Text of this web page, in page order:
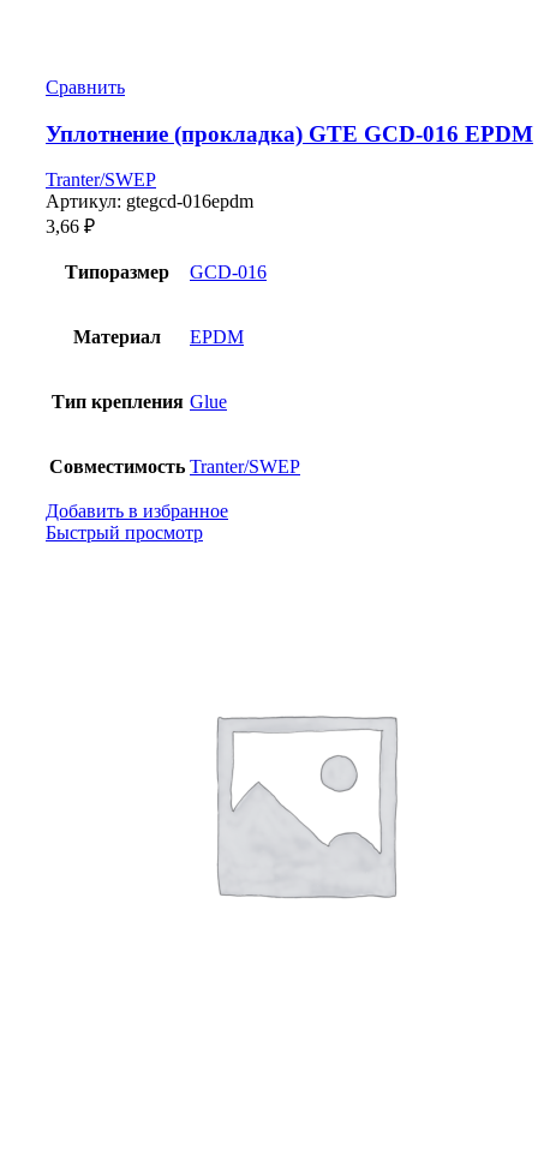
Сравнить
Уплотнение (прокладка) GTE GCD-016 EPDM
Tranter/SWEP
Артикул: gtegcd-016epdm
3,66 ₽
Типоразмер GCD-016
Материал EPDM
Тип крепления Glue
Совместимость Tranter/SWEP
Добавить в избранное
Быстрый просмотр